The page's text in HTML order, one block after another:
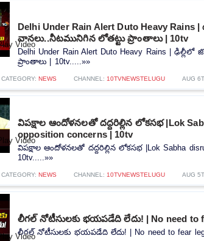
Delhi Under Rain Alert Duto Heavy Rains
వానలు..నీటమునిగిన లోతట్టు ప్రాంతాలు | 10tv
Delhi Under Rain Alert Duto Heavy Rains |
ప్రాంతాలు | 10tv.....»»
CATEGORY: NEWS CHANNEL: 10TVNEWSTELUGU AUG
విపక్షాల ఆందోళనలతో దద్దరిల్లిన లోకసభ |Lok
opposition concerns | 10tv
విపక్షాల ఆందోళనలతో దద్దరిల్లిన లోకసభ |Lok Sabha
10tv.....»»
CATEGORY: NEWS CHANNEL: 10TVNEWSTELUGU AUG
లీగల్ నోటీసులకు భయపడేది లేదు! | No need to
లీగల్ నోటీసులకు భయపడేది లేదు! | No need to fear